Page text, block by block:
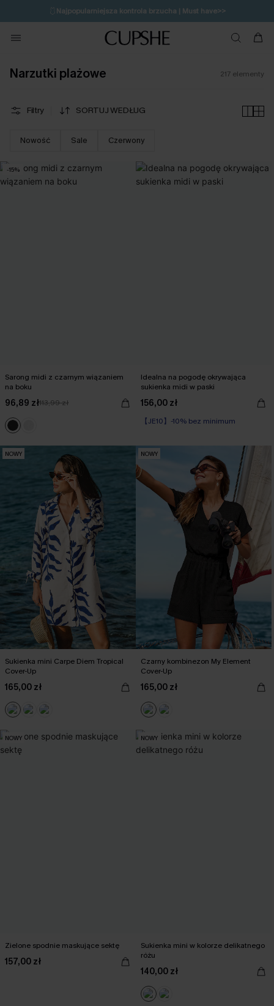
🩱Najpopularniejsza kontrola brzucha | Must have>>
🔥OSTATNIA SZANSA | Do 50% rabatu>>
💌Zapisz się i zyskaj do 20% rabatu>>
Narzutki plażowe 217 elementy
Filtry SORTUJ WEDŁUG
Nowość Sale Czerwony
-15%
Sarong midi z czarnym wiązaniem
na boku
96,89 zł113,99 zł
Idealna na pogodę okrywająca
sukienka midi w paski
156,00 zł
【JE10】-10% bez minimum
NOWY
Sukienka mini Carpe Diem Tropical
Cover-Up
165,00 zł
NOWY
Czarny kombinezon My Element
Cover-Up
165,00 zł
NOWY
Zielone spodnie maskujące sektę
157,00 zł
NOWY
Sukienka mini w kolorze delikatnego
różu
140,00 zł